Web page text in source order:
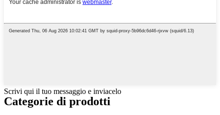
Scrivi qui il tuo messaggio e inviacelo
Categorie di prodotti